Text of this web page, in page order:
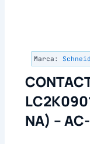
Marca:
NA) –